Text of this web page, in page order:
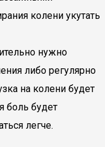
колени укутать
нужно
либо регулярно
на колени будет
боль будет
легче.